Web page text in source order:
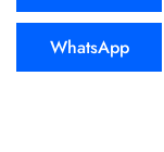
WhatsApp